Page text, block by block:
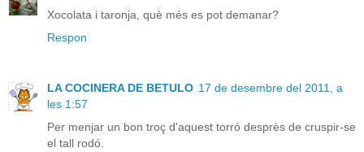
Xocolata i taronja, què més es pot demanar?
Respon
LA COCINERA DE BETULO 17 de desembre del 2011, a
les 1:57
Per menjar un bon troç d'aquest torró desprès de cruspir-se
el tall rodó.